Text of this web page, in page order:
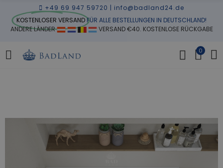
+49 69 947 59720 | info@badland24.de
KOSTENLOSER VERSANDFÜR ALLE BESTELLUNGEN IN DEUTSCHLAND!
ANDERE LÄNDER
VERSAND €40. KOSTENLOSE RÜCKGABE
0